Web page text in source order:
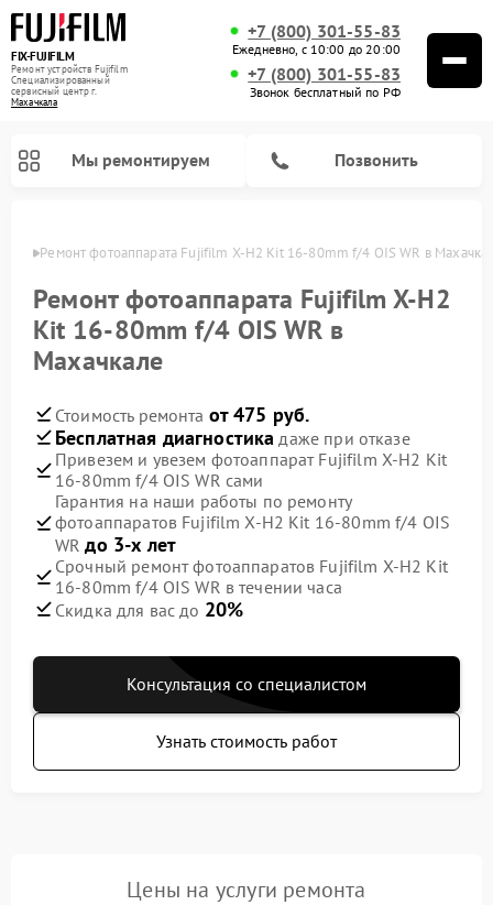
FIX-FUJIFILM
Ремонт устройств Fujifilm
Специализированный
cервисный центр г.
Махачкала
+7 (800) 301-55-83
Ежедневно, с 10:00 до 20:00
+7 (800) 301-55-83
Звонок бесплатный по РФ
Мы ремонтируем Позвонить
Ремонт фотоаппарата Fujifilm X-H2 Kit 16-80mm f/4 OIS WR в
Ремонт фотоаппарата Fujifilm X-H2
Kit 16-80mm f/4 OIS WR в
Махачкале
Стоимость ремонта от 475 руб.
Бесплатная диагностика даже при отказе
Привезем и увезем фотоаппарат Fujifilm X-H2 Kit
16-80mm f/4 OIS WR сами
Гарантия на наши работы по ремонту
фотоаппаратов Fujifilm X-H2 Kit 16-80mm f/4 OIS
WRдо 3-х лет
Срочный ремонт фотоаппаратов Fujifilm X-H2 Kit
16-80mm f/4 OIS WR в течении часа
Скидка для вас до 20%
Консультация со специалистом
Узнать стоимость работ
Цены на услуги ремонта